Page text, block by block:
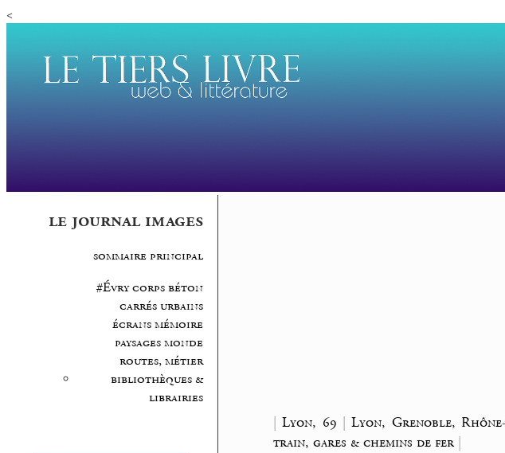
<
le journal images
sommaire principal
#Évry corps béton
carrés urbains
écrans mémoire
paysages monde
routes, métier
bibliothèques &
librairies
|Lyon, 69 |Lyon, Grenoble,
train, gares & chemins de fer|